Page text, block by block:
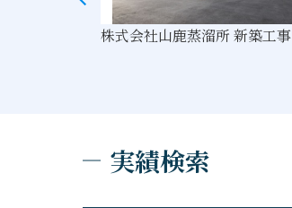
株式会社山鹿蒸溜所 新築工事
実績検索